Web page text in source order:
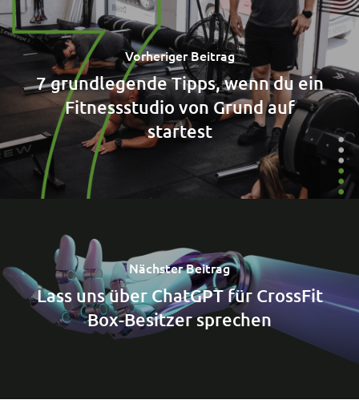
Vorheriger Beitrag
7 grundlegende Tipps, wenn du ein
Fitnessstudio von Grund auf
startest
Nächster Beitrag
Lass uns über ChatGPT für CrossFit
Box-Besitzer sprechen